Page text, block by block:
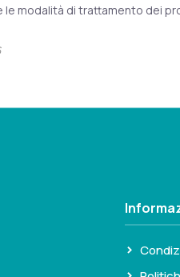
modalità di trattamento dei